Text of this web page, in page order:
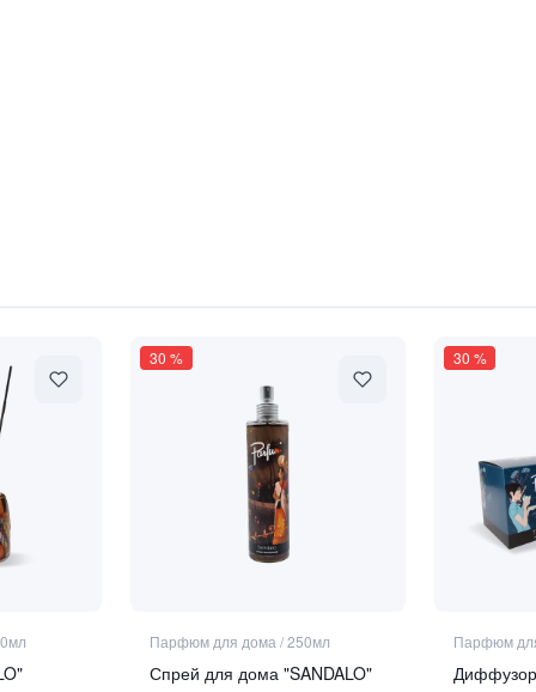
30 %
Парфюм для дома /250мл
Спрей для дома "SANDALO"
30 %
Парфюм